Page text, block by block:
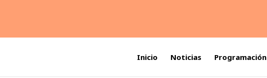
Inicio Noticias Programación